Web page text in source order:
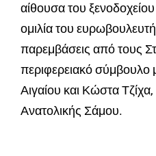
αίθουσα του
ομιλία του
παρεμβάσεις από τους
περιφερειακό σύμβουλο
Αιγαίου και Κώστα
Ανατολικής Σάμου.